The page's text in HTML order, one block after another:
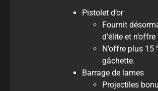
Pistolet d’or
Fournit
d’élite et
N’offre plus 15
gâchette.
Barrage de lames
Projectiles